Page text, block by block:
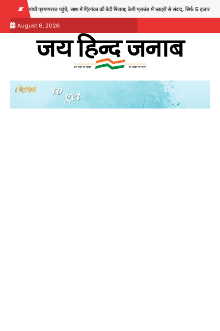
content
पहुंचे, साथ में प्रियंका की बेटी मिराया; केपी ग्राउंड में छात्रों से संवाद, सिर्फ 5 हजार मौजूद Atiq
August 8, 2026